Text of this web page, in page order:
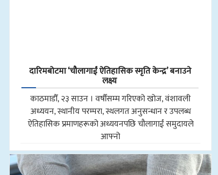
दारिमबोटमा ‘चौलागाईं ऐतिहासिक स्मृति केन्द्र’ बनाउने
लक्ष्य
काठमाडौँ, २३ साउन । वर्षौंसम्म गरिएको खोज, वंशावली
अध्ययन, स्थानीय परम्परा, स्थलगत अनुसन्धान र उपलब्ध
ऐतिहासिक प्रमाणहरूको अध्ययनपछि चौलागाईं समुदायले
आफ्नो